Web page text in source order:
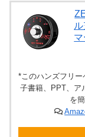
*このハンズフリ
子書籍、PPT、ア
を